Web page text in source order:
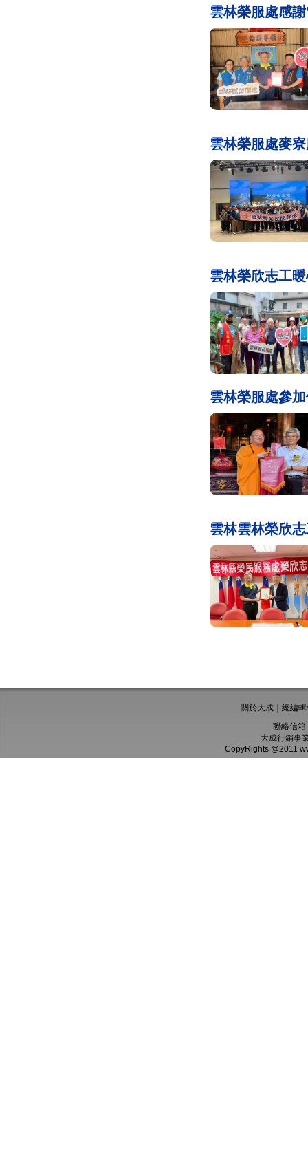
雲林榮服處感
雲林榮服處麥
雲林榮欣志工
雲林榮服處參
雲林雲林榮欣